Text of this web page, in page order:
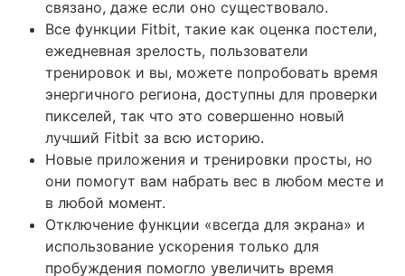
связано, даже если оно существовало.
Все функции Fitbit, такие как оценка постели,
ежедневная зрелость, пользователи
тренировок и вы, можете попробовать время
энергичного региона, доступны для проверки
пикселей, так что это совершенно новый
лучший Fitbit за всю историю.
Новые приложения и тренировки просты, но
они помогут вам набрать вес в любом месте и
в любой момент.
Отключение функции «всегда для экрана» и
использование ускорения только для
пробуждения помогло увеличить время